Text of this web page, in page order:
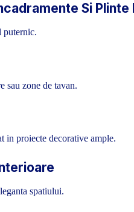
Si Plinte
puternic.
sau zone de tavan.
in proiecte decorative ample.
spatiului.